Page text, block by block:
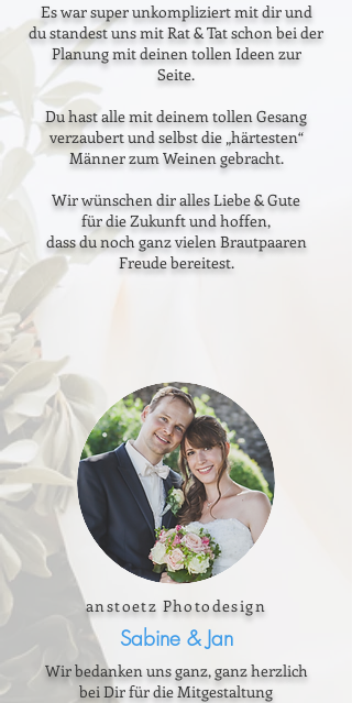
Es war super unkompliziert mit dir und
du standest uns mit Rat & Tat schon bei der
Planung mit deinen tollen Ideen zur
Seite.
Du hast alle mit deinem tollen Gesang
verzaubert und selbst die „härtesten“
Männer zum Weinen gebracht.
Wir wünschen dir alles Liebe & Gute
für die Zukunft und hoffen,
dass du noch ganz vielen Brautpaaren
Freude bereitest.
anstoetz Photodesign
Sabine & Jan
Wir bedanken uns ganz, ganz herzlich
bei Dir für die Mitgestaltung